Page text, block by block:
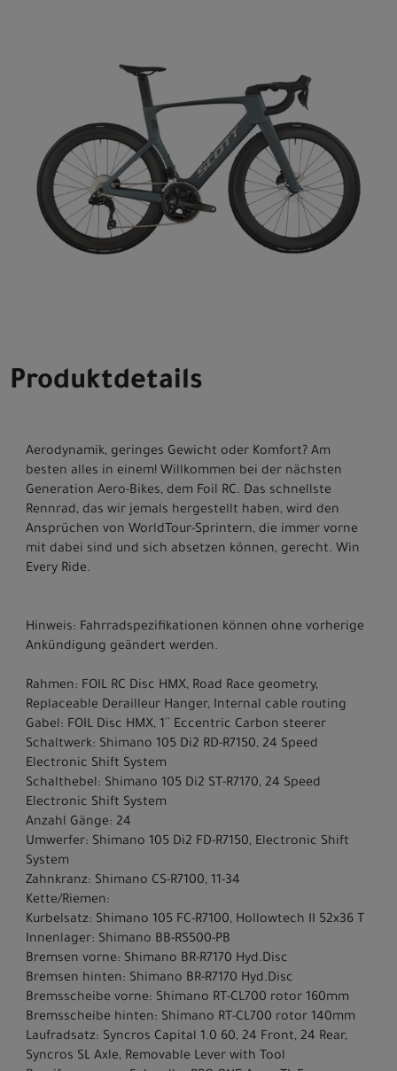
Produktdetails
Aerodynamik, geringes Gewicht oder Komfort? Am
besten alles in einem! Willkommen bei der nächsten
Generation Aero-Bikes, dem Foil RC. Das schnellste
Rennrad, das wir jemals hergestellt haben, wird den
Ansprüchen von WorldTour-Sprintern, die immer vorne
mit dabei sind und sich absetzen können, gerecht. Win
Every Ride.
Hinweis: Fahrradspezifikationen können ohne vorherige
Ankündigung geändert werden.
Rahmen: FOIL RC Disc HMX, Road Race geometry,
Replaceable Derailleur Hanger, Internal cable routing
Gabel: FOIL Disc HMX, 1´´ Eccentric Carbon steerer
Schaltwerk: Shimano 105 Di2 RD-R7150, 24 Speed
Electronic Shift System
Schalthebel: Shimano 105 Di2 ST-R7170, 24 Speed
Electronic Shift System
Anzahl Gänge: 24
Umwerfer: Shimano 105 Di2 FD-R7150, Electronic Shift
System
Zahnkranz: Shimano CS-R7100, 11-34
Kette/Riemen:
Kurbelsatz: Shimano 105 FC-R7100, Hollowtech II 52x36 T
Innenlager: Shimano BB-RS500-PB
Bremsen vorne: Shimano BR-R7170 Hyd.Disc
Bremsen hinten: Shimano BR-R7170 Hyd.Disc
Bremsscheibe vorne: Shimano RT-CL700 rotor 160mm
Bremsscheibe hinten: Shimano RT-CL700 rotor 140mm
Laufradsatz: Syncros Capital 1.0 60, 24 Front, 24 Rear,
Syncros SL Axle, Removable Lever with Tool